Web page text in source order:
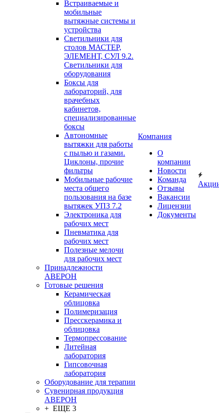
Встраиваемые и
мобильные
вытяжные системы и
устройства
Светильники для
столов МАСТЕР,
ЭЛЕМЕНТ, СУЛ 9.2.
Светильники для
оборудования
Боксы для
лабораторий, для
врачебных
кабинетов,
специализированные
боксы
Автономные
вытяжки для работы
с пылью и газами.
Циклоны, прочие
фильтры
Мобильные рабочие
места общего
пользования на базе
вытяжек УПЗ 7.2
Электроника для
рабочих мест
Пневматика для
рабочих мест
Полезные мелочи
для рабочих мест
Принадлежности
АВЕРОН
Готовые решения
Керамическая
облицовка
Полимеризация
Пресскерамика и
облицовка
Термопрессование
Литейная
лаборатория
Гипсовочная
лаборатория
Оборудование для терапии
Сувенирная продукция
АВЕРОН
+ ЕЩЕ 3
Компания
О
компании
Новости
Команда
Отзывы
Вакансии
Лицензии
Документы